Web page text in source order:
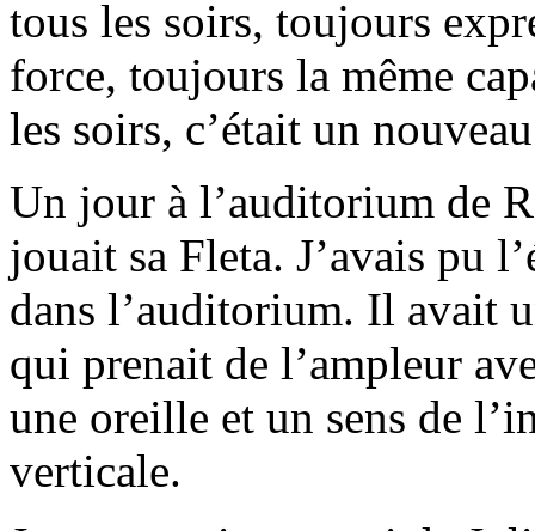
tous les soirs, toujours
force, toujours la même
les soirs, c’était un
Un jour à l’auditorium de
jouait sa Fleta. J’avais pu
dans l’auditorium. Il avait
qui prenait de l’ampleur
une oreille et un sens de
verticale.